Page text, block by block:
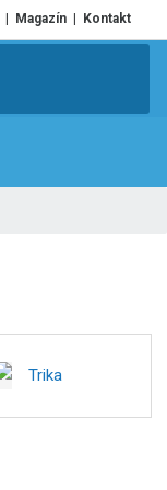
Magazín Kontakt
Trika